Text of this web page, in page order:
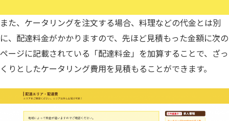
また、ケータリングを注文する場合、料理などの代金とは別
に、配達料金がかかりますので、先ほど見積もった金額に次の
ページに記載されている「配達料金」を加算することで、ざっ
くりとしたケータリング費用を見積もることができます。